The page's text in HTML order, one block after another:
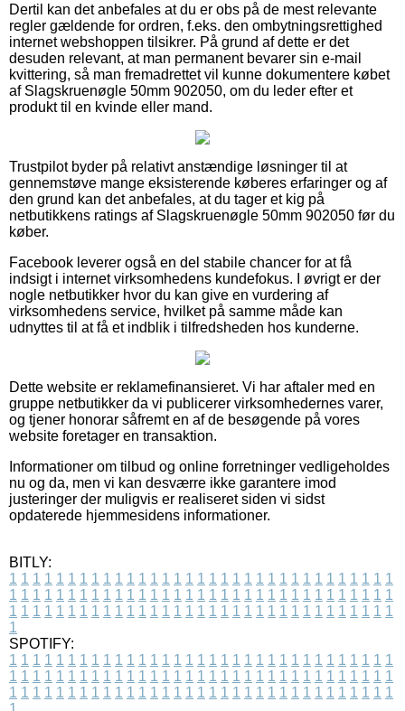
Dertil kan det anbefales at du er obs på de mest relevante
regler gældende for ordren, f.eks. den ombytningsrettighed
internet webshoppen tilsikrer. På grund af dette er det
desuden relevant, at man permanent bevarer sin e-mail
kvittering, så man fremadrettet vil kunne dokumentere købet
af Slagskruenøgle 50mm 902050, om du leder efter et
produkt til en kvinde eller mand.
Trustpilot byder på relativt anstændige løsninger til at
gennemstøve mange eksisterende køberes erfaringer og af
den grund kan det anbefales, at du tager et kig på
netbutikkens ratings af Slagskruenøgle 50mm 902050 før du
køber.
Facebook leverer også en del stabile chancer for at få
indsigt i internet virksomhedens kundefokus. I øvrigt er der
nogle netbutikker hvor du kan give en vurdering af
virksomhedens service, hvilket på samme måde kan
udnyttes til at få et indblik i tilfredsheden hos kunderne.
Dette website er reklamefinansieret. Vi har aftaler med en
gruppe netbutikker da vi publicerer virksomhedernes varer,
og tjener honorar såfremt en af de besøgende på vores
website foretager en transaktion.
Informationer om tilbud og online forretninger vedligeholdes
nu og da, men vi kan desværre ikke garantere imod
justeringer der muligvis er realiseret siden vi sidst
opdaterede hjemmesidens informationer.
BITLY:
1 1 1 1 1 1 1 1 1 1 1 1 1 1 1 1 1 1 1 1 1 1 1 1 1 1 1 1 1 1 1 1 1
1 1 1 1 1 1 1 1 1 1 1 1 1 1 1 1 1 1 1 1 1 1 1 1 1 1 1 1 1 1 1 1 1
1 1 1 1 1 1 1 1 1 1 1 1 1 1 1 1 1 1 1 1 1 1 1 1 1 1 1 1 1 1 1 1 1
1
SPOTIFY:
1 1 1 1 1 1 1 1 1 1 1 1 1 1 1 1 1 1 1 1 1 1 1 1 1 1 1 1 1 1 1 1 1
1 1 1 1 1 1 1 1 1 1 1 1 1 1 1 1 1 1 1 1 1 1 1 1 1 1 1 1 1 1 1 1 1
1 1 1 1 1 1 1 1 1 1 1 1 1 1 1 1 1 1 1 1 1 1 1 1 1 1 1 1 1 1 1 1 1